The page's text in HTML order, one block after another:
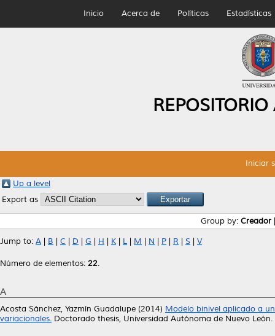
Inicio Acerca de Políticas Estadísticas
Iniciar
Up a level
Export as
Group by: Creador
Jump to: A B C D G H K L M N P R S V
Número de elementos: 22.
A
Acosta Sánchez, Yazmín Guadalupe (2014) Modelo binivel aplicado a
variacionales. Doctorado thesis, Universidad Autónoma de Nuevo León.